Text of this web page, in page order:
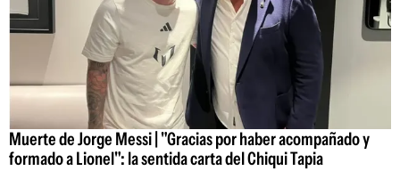
Muerte de Jorge Messi | "Gracias por haber acompañado y
formado a Lionel": la sentida carta del Chiqui Tapia